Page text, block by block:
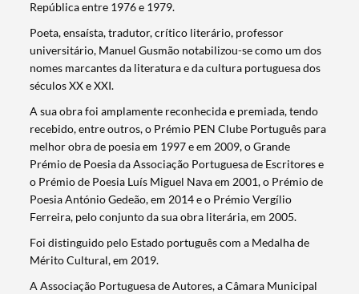
República entre 1976 e 1979.
Poeta, ensaísta, tradutor, crítico literário, professor
universitário, Manuel Gusmão notabilizou-se como um dos
nomes marcantes da literatura e da cultura portuguesa dos
séculos XX e XXI.
A sua obra foi amplamente reconhecida e premiada, tendo
recebido, entre outros, o Prémio PEN Clube Português para
melhor obra de poesia em 1997 e em 2009, o Grande
Prémio de Poesia da Associação Portuguesa de Escritores e
o Prémio de Poesia Luís Miguel Nava em 2001, o Prémio de
Poesia António Gedeão, em 2014 e o Prémio Vergílio
Ferreira, pelo conjunto da sua obra literária, em 2005.
Foi distinguido pelo Estado português com a Medalha de
Mérito Cultural, em 2019.
A Associação Portuguesa de Autores, a Câmara Municipal